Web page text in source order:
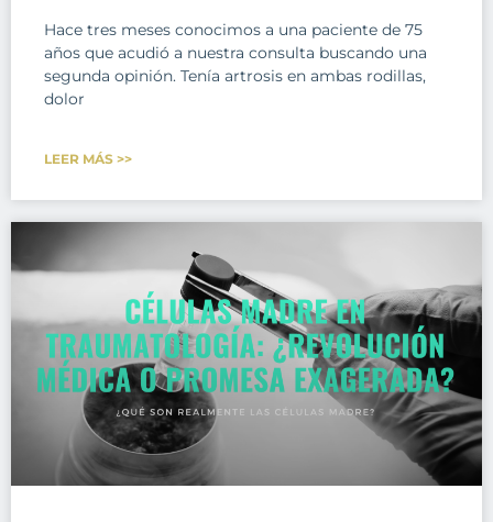
Hace tres meses conocimos a una paciente de 75
años que acudió a nuestra consulta buscando una
segunda opinión. Tenía artrosis en ambas rodillas,
dolor
LEER MÁS >>